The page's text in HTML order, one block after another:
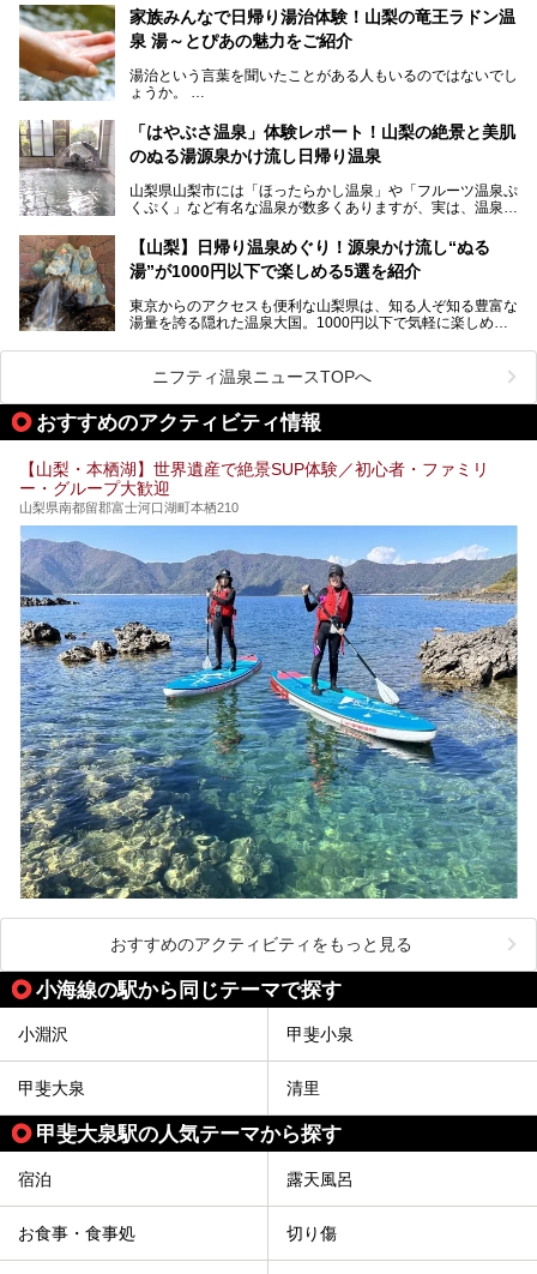
今回は足元湧出の混浴温泉である「かくし湯大岩風呂」をは
じめ、湯治棟である「別館神泉」を中心に「古湯坊 源泉
舘」の全貌を徹底紹介します。
から、一人泊でも6,000円台から宿泊可能です。
しかし、最大の魅力は“温泉そのもの”でしょう。自家源泉を
統の単純温泉は、入浴すると実にサッパリ爽快。日帰り入浴
不可なこともあり、全国の温泉ファンがこの温泉を求めて
では循環濾過の沸かし湯が一般的ですが、ここは本物の極上
温泉。まさに価格破壊と言えるクオリティです。
室や無料朝食などをご紹介。温泉通が口を揃えて絶賛する神
コスパ宿の全貌を徹底解説します！
家族みんなで日帰り湯治体験！山梨の竜王ラドン温
泉 湯～とぴあの魅力をご紹介
湯治という言葉を聞いたことがある人もいるのではないでし
ょうか。
なかなか体験できない、湯治体験が日帰りでできる温浴施設
が山梨にあります。
ぴあ」の魅力をご紹介します。
提供元：株式会社湯ーとぴあ【PR】
この記事は株式会社湯ーとぴあのPRレポート記事です。
「はやぶさ温泉」体験レポート！山梨の絶景と美肌
のぬる湯源泉かけ流し日帰り温泉
山梨県山梨市には「ほったらかし温泉」や「フルーツ温泉ぷ
くぷく」など有名な温泉が数多くありますが、実は、温泉マ
です。今回紹介する「はやぶさ温泉」も、そのひとつ。温泉
はもちろん、絶景や地元食材を活かしたグルメも堪能できま
す。
します。
【山梨】日帰り温泉めぐり！源泉かけ流し“ぬる
湯”が1000円以下で楽しめる5選を紹介
東京からのアクセスも便利な山梨県は、知る人ぞ知る豊富な
湯量を誇る隠れた温泉大国。1000円以下で気軽に楽しめ
も、これからの季節に嬉しい、じんわりと体の芯まで温ま
る“ぬる湯”が豊富なのも魅力。今回は、湯質も抜群で心ゆく
までリラックスできる山梨のお得な日帰り温泉を、実際体験
した感想と共に紹介します。
※ぬる湯とは35℃～39℃程度の体温に近いぬるめ温泉のこ
ニフティ温泉ニュースTOPへ
おすすめのアクティビティ情報
【山梨・本栖湖】世界遺産で絶景SUP体験／初心者・ファミリ
ー・グループ大歓迎
山梨県南都留郡富士河口湖町本栖210
おすすめのアクティビティをもっと見る
小海線の駅から同じテーマで探す
小淵沢 甲斐小泉
甲斐大泉 清里
甲斐大泉駅の人気テーマから探す
宿泊 露天風呂
お食事・食事処 切り傷